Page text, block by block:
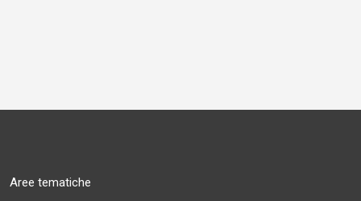
Aree tematiche